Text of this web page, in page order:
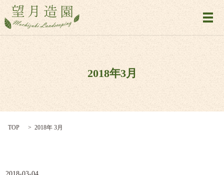
メ
2018年3月
TOP 2018年 3月